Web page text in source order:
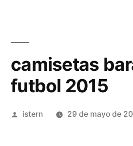
camisetas
futbol 2015
Publicado
istern 29 de mayo de